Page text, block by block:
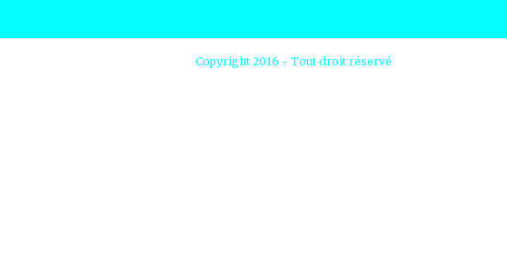
Copyright 2016 - Tout droit réservé